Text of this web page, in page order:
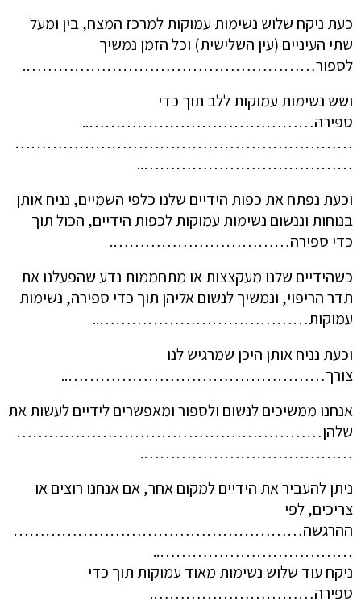
כעת ניקח שלוש נשימות עמוקות למרכז המצח, בין ומעל
שתי העיניים (עין השלישית) וכל הזמן נמשיך
לספור……………………………………………….
ושש נשימות עמוקות ללב תוך כדי
ספירה……………………………………..
………………………………………………………
…………………………………..
וכעת נפתח את כפות הידיים שלנו כלפי השמיים, נניח אותן
בנוחות וננשום נשימות עמוקות לכפות הידיים, הכול תוך
כדי ספירה…………………………….
כשהידיים שלנו מעקצצות או מתחממות נדע שהפעלנו את
תדר הריפוי, ונמשיך לנשום אליהן תוך כדי ספירה, נשימות
עמוקות…………………………………..
וכעת נניח אותן היכן שמרגיש לנו
צורך…………………………………………..
אנחנו ממשיכים לנשום ולספור ומאפשרים לידיים לעשות את
שלהן…………………………………………………
………………………………….
ניתן להעביר את הידיים למקום אחר, אם אנחנו רוצים או
צריכים, לפי
ההרגשה………………………………………………
………………………………..
ניקח עוד שלוש נשימות מאוד עמוקות תוך כדי
ספירה………………………….